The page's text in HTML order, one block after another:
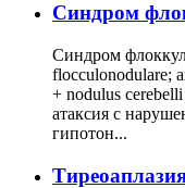
Cиндром
Синдром
flocculonodulare;
+ nodulus
атаксия с
гипотон...